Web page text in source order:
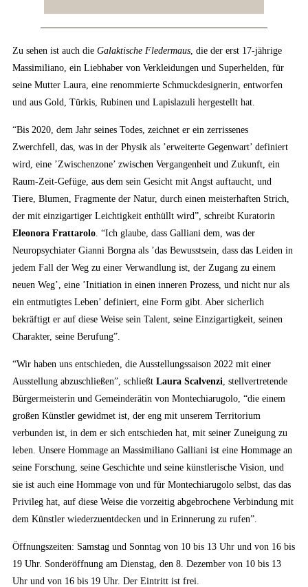
Zu sehen ist auch dieGalaktische Fledermaus, die der erst 17-jährige
Massimiliano, ein Liebhaber von Verkleidungen und Superhelden, für
seine Mutter Laura, eine renommierte Schmuckdesignerin, entworfen
und aus Gold, Türkis, Rubinen und Lapislazuli hergestellt hat.
“Bis 2020, dem Jahr seines Todes, zeichnet er ein zerrissenes
Zwerchfell, das, was in der Physik als ’erweiterte Gegenwart’ definiert
wird, eine ’Zwischenzone’ zwischen Vergangenheit und Zukunft, ein
Raum-Zeit-Gefüge, aus dem sein Gesicht mit Angst auftaucht, und
Tiere, Blumen, Fragmente der Natur, durch einen meisterhaften Strich,
der mit einzigartiger Leichtigkeit enthüllt wird”, schreibt Kuratorin
Eleonora Frattarolo. “Ich glaube, dass Galliani dem, was der
Neuropsychiater Gianni Borgna als ’das Bewusstsein, dass das Leiden in
jedem Fall der Weg zu einer Verwandlung ist, der Zugang zu einem
neuen Weg’, eine ’Initiation in einen inneren Prozess, und nicht nur als
ein entmutigtes Leben’ definiert, eine Form gibt. Aber sicherlich
bekräftigt er auf diese Weise sein Talent, seine Einzigartigkeit, seinen
Charakter, seine Berufung”.
“Wir haben uns entschieden, die Ausstellungssaison 2022 mit einer
Ausstellung abzuschließen”, schließt Laura Scalvenzi, stellvertretende
Bürgermeisterin und Gemeinderätin von Montechiarugolo, “die einem
großen Künstler gewidmet ist, der eng mit unserem Territorium
verbunden ist, in dem er sich entschieden hat, mit seiner Zuneigung zu
leben. Unsere Hommage an Massimiliano Galliani ist eine Hommage an
seine Forschung, seine Geschichte und seine künstlerische Vision, und
sie ist auch eine Hommage von und für Montechiarugolo selbst, das das
Privileg hat, auf diese Weise die vorzeitig abgebrochene Verbindung mit
dem Künstler wiederzuentdecken und in Erinnerung zu rufen”.
Öffnungszeiten: Samstag und Sonntag von 10 bis 13 Uhr und von 16 bis
19 Uhr. Sonderöffnung am Dienstag, den 8. Dezember von 10 bis 13
Uhr und von 16 bis 19 Uhr. Der Eintritt ist frei.